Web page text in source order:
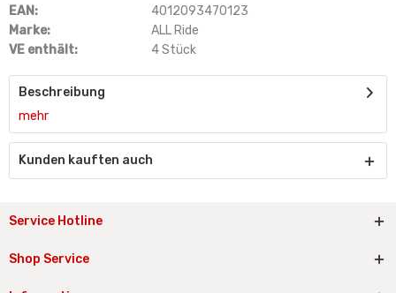
EAN:
4012093470123
Marke:
ALL Ride
VE enthält:
4 Stück
Beschreibung
mehr
Kunden kauften auch
Service Hotline
Shop Service